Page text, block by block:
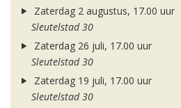
Zaterdag 2 augustus, 17.00 uur
Sleutelstad 30
Zaterdag 26 juli, 17.00 uur
Sleutelstad 30
Zaterdag 19 juli, 17.00 uur
Sleutelstad 30